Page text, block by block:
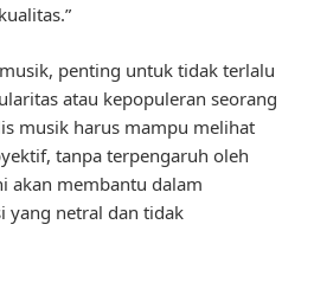
penting untuk tidak terlalu
atau kepopuleran seorang
musik harus mampu melihat
tanpa terpengaruh oleh
akan membantu dalam
yang netral dan tidak